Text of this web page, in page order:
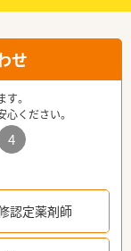
せ
。
心ください。
4
認定薬剤師